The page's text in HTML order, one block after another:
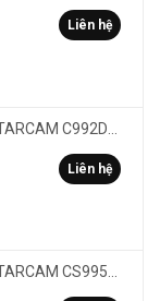
Liên hệ
Liên hệ
Camera IP wifi trong nhà VSTARCAM CS995M phân giải 2MP HD led trợ sáng - cảnh báo khói, gas, cháy